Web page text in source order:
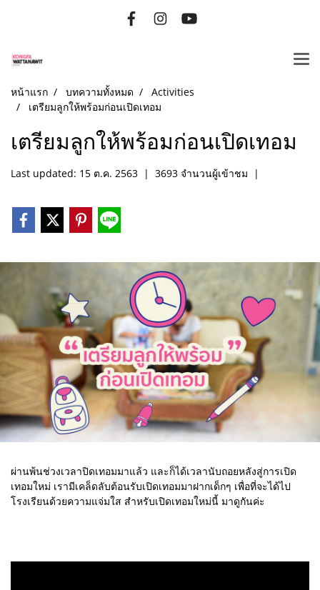
หน้าแรก บทความทั้งหมด
Activities
เตรียมลูกให้พร้อมก่อนเปิดเทอม
เตรียมลูกให้พร้อมก่อนเปิดเทอม
Last updated: 15 ต.ค. 2563 | 3693 จำนวนผู้เข้าชม |
ผ่านพ้นช่วงเวลาปิดเทอมมาแล้ว และก็ได้เวลานับถอยหลังสู่การเปิด
เทอมใหม่ เรามีเคล็ดลับต้อนรับเปิดเทอมมาฝากเด็กๆ เพื่อที่จะได้ไป
โรงเรียนด้วยความแจ่มใส สำหรับเปิดเทอมใหม่นี้ มาดูกันค่ะ